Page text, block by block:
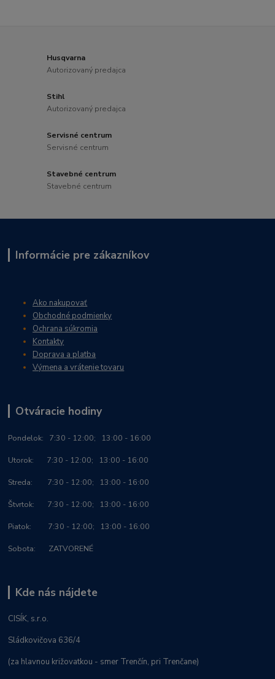
Husqvarna
Autorizovaný predajca
Stihl
Autorizovaný predajca
Servisné centrum
Servisné centrum
Stavebné centrum
Stavebné centrum
Informácie pre zákazníkov
Ako nakupovať
Obchodné podmienky
Ochrana súkromia
Kontakty
Doprava a platba
Výmena a vrátenie tovaru
Otváracie hodiny
Pondelok: 7:30 - 12:00; 13:00 - 16:00
Utorok: 7:30 - 12:00; 13:00 - 16:00
Streda: 7:30 - 12:00; 13:00 - 16:00
Štvrtok: 7:30 - 12:00; 13:00 - 16:00
Piatok: 7:30 - 12:00; 13:00 - 16:00
Sobota: ZATVORENÉ
Kde nás nájdete
CISÍK, s.r.o.
Sládkovičova 636/4
(za hlavnou križovatkou - smer Trenčín, pri Trenčane)